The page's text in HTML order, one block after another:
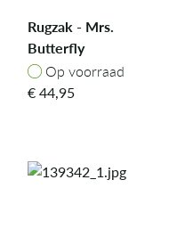
Rugzak - Mrs.
Butterfly
Op voorraad
Op voorraad
€44,95